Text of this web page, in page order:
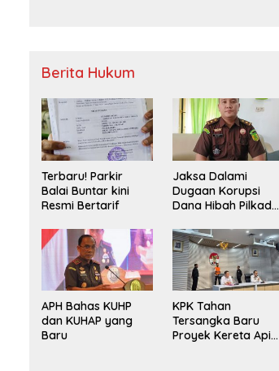
Berita Hukum
Terbaru! Parkir
Balai Buntar kini
Resmi Bertarif
Jaksa Dalami
Dugaan Korupsi
Dana Hibah Pilkada
Kaur
APH Bahas KUHP
dan KUHAP yang
Baru
KPK Tahan
Tersangka Baru
Proyek Kereta Api